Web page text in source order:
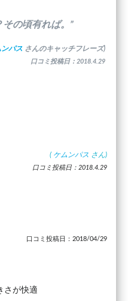
の頃有れば。”
ンパス さんのキャッチフレーズ)
口コミ投稿日：2018.4.29
( ケムンパス さん)
口コミ投稿日：2018.4.29
口コミ投稿日：2018/04/29
さが快適